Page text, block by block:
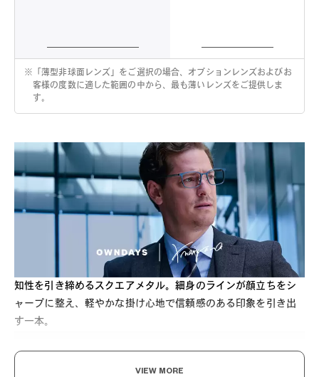
※
「薄型非球面レンズ」をご選択の場合、オプションレンズおよびお
客様の度数に適した範囲の中から、最も薄いレンズをご提供しま
す。
知性を引き締めるスクエアメタル。細身のラインが顔立ちをシ
ャープに整え、軽やかな掛け心地で信頼感のある印象を引き出
す一本。
VIEW MORE